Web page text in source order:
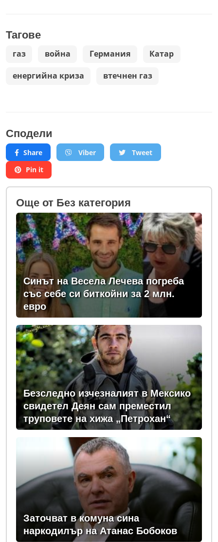
Тагове
газ война Германия Катар
енергийна криза втечнен газ
Сподели
Share Viber
Tweet
Pin it
Oще от Без категория
Синът на Весела Лечева погреба
със себе си биткойни за 2 млн.
евро
Безследно изчезналият в Мексико
свидетел Деян сам преместил
труповете на хижа „Петрохан“
Заточват в комуна сина
наркодилър на Атанас Бобоков